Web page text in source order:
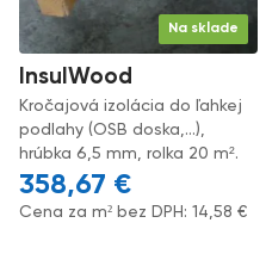
Na sklade
InsulWood
Kročajová izolácia do ľahkej
podlahy (OSB doska,...),
hrúbka 6,5 mm, rolka 20 m².
358,67 €
Cena za m² bez DPH: 14,58 €